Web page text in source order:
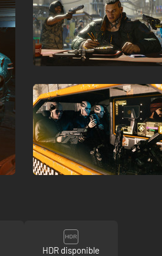
HDR disponible